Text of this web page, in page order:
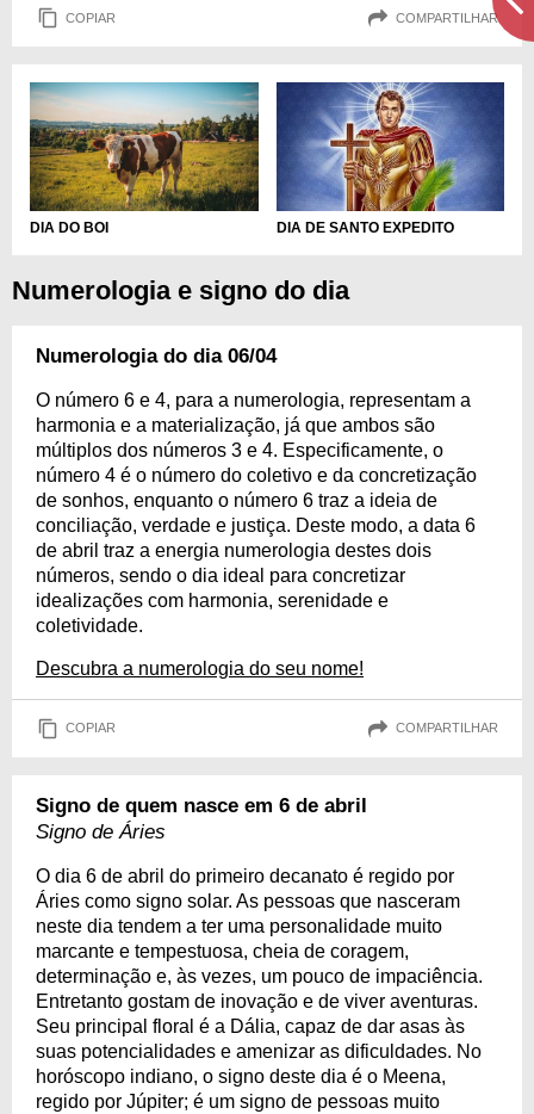
COPIAR COMPARTILHAR
DIA DO BOI DIA DE SANTO EXPEDITO
Numerologia e signo do dia
Numerologia do dia 06/04
O número 6 e 4, para a numerologia, representam a
harmonia e a materialização, já que ambos são
múltiplos dos números 3 e 4. Especificamente, o
número 4 é o número do coletivo e da concretização
de sonhos, enquanto o número 6 traz a ideia de
conciliação, verdade e justiça. Deste modo, a data 6
de abril traz a energia numerologia destes dois
números, sendo o dia ideal para concretizar
idealizações com harmonia, serenidade e
coletividade.
Descubra a numerologia do seu nome!
COPIAR COMPARTILHAR
Signo de quem nasce em 6 de abril
Signo de Áries
O dia 6 de abril do primeiro decanato é regido por
Áries como signo solar. As pessoas que nasceram
neste dia tendem a ter uma personalidade muito
marcante e tempestuosa, cheia de coragem,
determinação e, às vezes, um pouco de impaciência.
Entretanto gostam de inovação e de viver aventuras.
Seu principal floral é a Dália, capaz de dar asas às
suas potencialidades e amenizar as dificuldades. No
horóscopo indiano, o signo deste dia é o Meena,
regido por Júpiter; é um signo de pessoas muito